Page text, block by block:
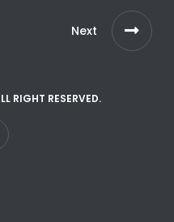
Next
RIGHT RESERVED.